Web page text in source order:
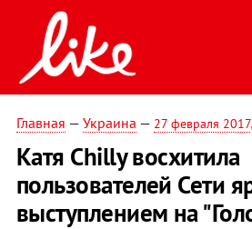
Главная — Украина — 27 февраля 2017
Катя Chilly восхитила
пользователей Сети
выступлением на